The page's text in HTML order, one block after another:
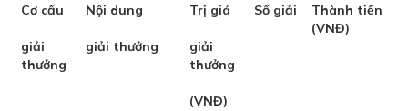
Cơ cấu
giải
thưởng
Nội dung
giải thưởng
Trị giá
giải
thưởng
(VNĐ)
Số giải
Thành tiền
(VNĐ)